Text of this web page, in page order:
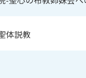
体説教